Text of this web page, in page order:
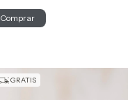
Comprar
GRATIS